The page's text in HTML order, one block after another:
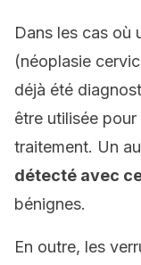
Dans les cas où
(néoplasie
déjà été
être utilisée
traitement. Un
détecté avec
bénignes.
En outre, les